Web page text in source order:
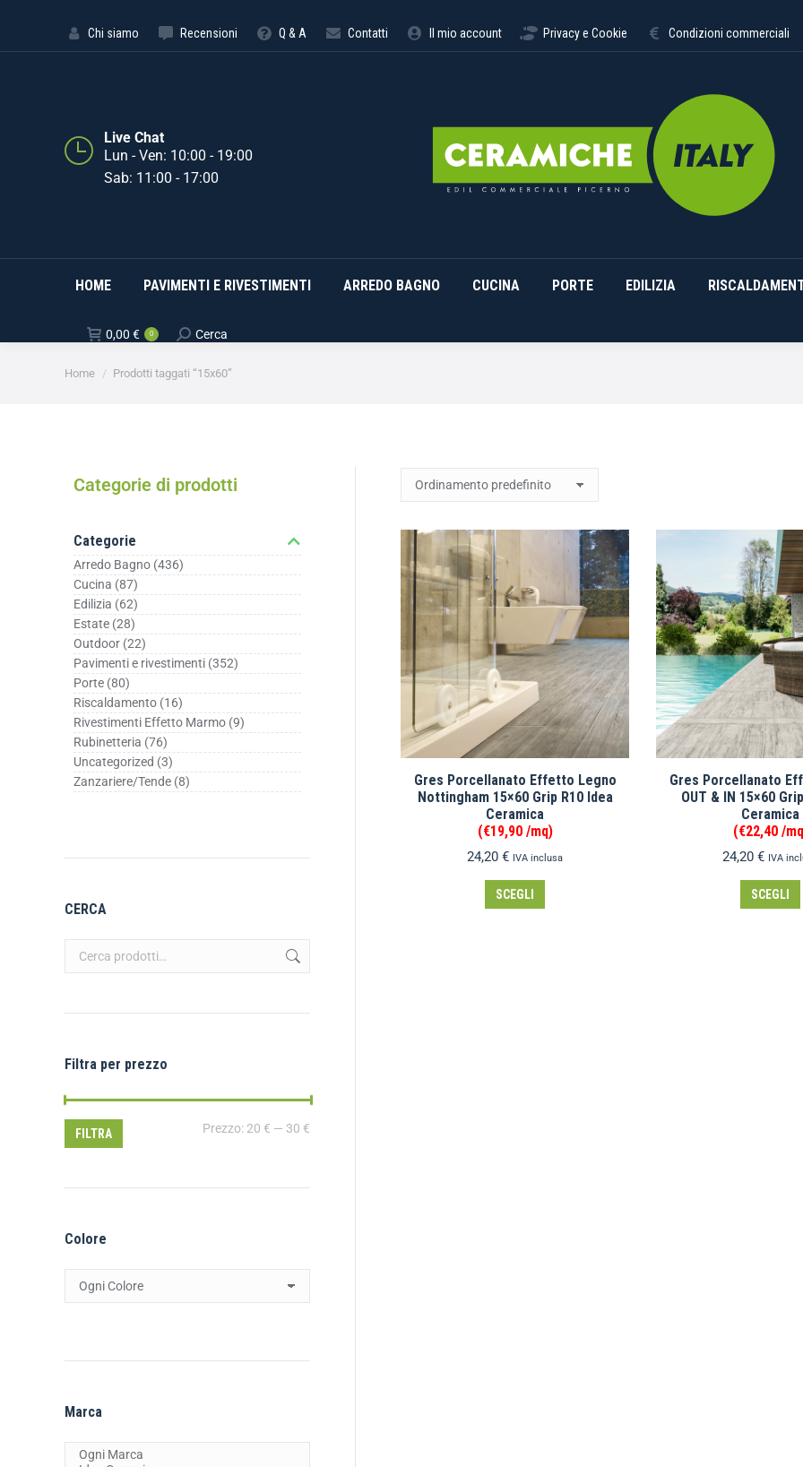
Chi siamo Recensioni Q & A Contatti Il mio account Privacy e Cookie Condizioni commerciali
Live Chat
Lun - Ven: 10:00 - 19:00
Sab: 11:00 - 17:00
HOME PAVIMENTI E RIVESTIMENTI ARREDO BAGNO CUCINA PORTE EDILIZIA
0,00 € 0 Cerca
Tu sei qui:
Home Prodotti taggati “15x60”
Gres Porcellanato Effetto Legno
Nottingham 15×60 Grip R10 Idea
Ceramica
(€19,90 /mq)
24,20 € IVA inclusa
SCEGLI
Gres Porcellanato
OUT & IN 15×60
Ceramica
(€22,40 /
24,20 € IVA
SCEGLI
Categorie di prodotti
Categorie
Arredo Bagno (436)
Cucina (87)
Edilizia (62)
Estate (28)
Outdoor (22)
Pavimenti e rivestimenti (352)
Porte (80)
Riscaldamento (16)
Rivestimenti Effetto Marmo (9)
Rubinetteria (76)
Uncategorized (3)
Zanzariere/Tende (8)
CERCA
Filtra per prezzo
FILTRA Prezzo: 20 € — 30 €
Colore
Marca
HOME PAVIMENTI E RIVESTIMENTI ARREDO BAGNO CUCINA PORTE